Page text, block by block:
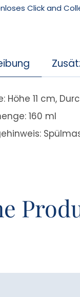
Click and
Höhe 11 cm,
160 ml